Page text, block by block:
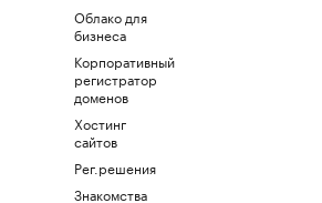
Облако для
бизнеса
Корпоративный
регистратор
доменов
Хостинг
сайтов
Рег.решения
Знакомства